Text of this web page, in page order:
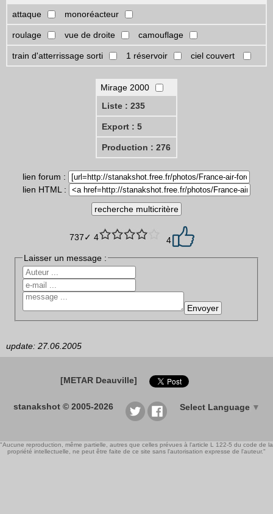
attaque
monoréacteur
roulage vue de droite camouflage
train d'atterrissage sorti 1 réservoir ciel couvert
Mirage 2000
Liste : 235
Export : 5
Production : 276
lien forum :
lien HTML :
737✓ 4
4
Laisser un message :
update: 27.06.2005
[METAR Deauville]
stanakshot © 2005-2026 Select Language ▼
"Aucune reproduction, même partielle, autres que celles prévues à l'article L 122-5 du code de la
propriété intellectuelle, ne peut être faite de ce site sans l'autorisation expresse de l'auteur."